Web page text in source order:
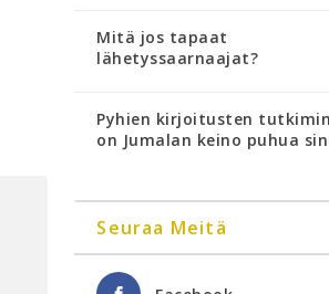
Mitä jos tapaat
lähetyssaarnaajat?
Pyhien kirjoitusten
on Jumalan keino puhua
Seuraa Meitä